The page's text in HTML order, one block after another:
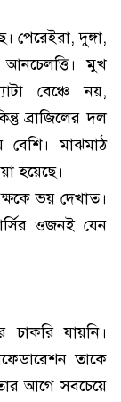
পেরেইরা, দুঙ্গা,
মুখ
বেঞ্চে নয়,
ব্রাজিলের দল
বেশি। মাঝমাঠ
হয়েছে।
ভয় দেখাত।
ওজনই যেন
চাকরি যায়নি।
তাকে
আগে সবচেয়ে